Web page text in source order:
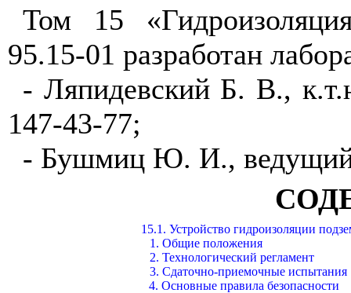
Том 15
95.15-01 разработан
- Ляпидевский Б. В.,
147-43-77;
- Бушмиц Ю. И., ведущий
15.1. Устройство гидроизоляции
1. Общие положения
2. Технологический регламент
3. Сдаточно-приемочные испытания
4. Основные правила безопасности